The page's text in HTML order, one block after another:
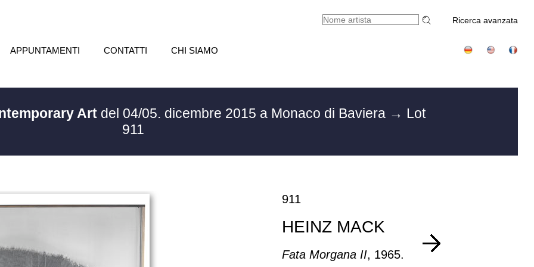
Ricerca avanzata
APPUNTAMENTI CONTATTI CHI SIAMO
Artdel 04/05. dicembre 2015 a Monaco di Baviera → Lot
911
911
HEINZ MACK
Fata Morgana II, 1965.